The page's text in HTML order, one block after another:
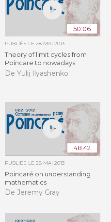
50:06
PUBLIÉE LE 28 MAI 2013
Theory of limit cycles from
Poincare to nowadays
De Yulij Ilyashenko
48:42
PUBLIÉE LE 28 MAI 2013
Poincaré on understanding
mathematics
De Jeremy Gray